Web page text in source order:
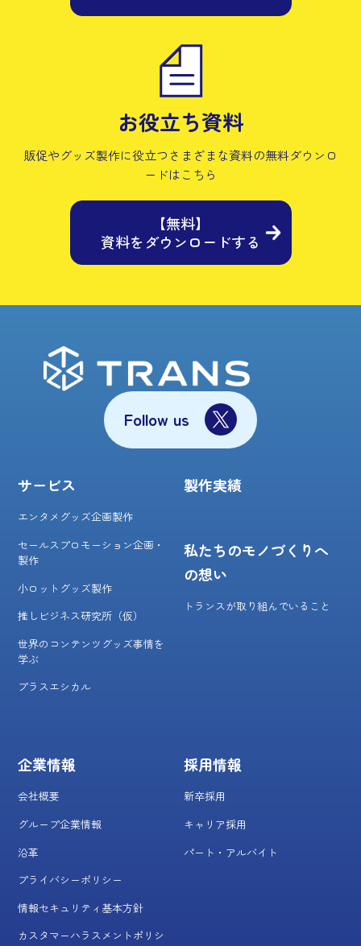
お役立ち資料
販促やグッズ製作に役立つさまざまな資料の無料ダウンロ
ードはこちら
【無料】
資料をダウンロードする
Follow us
サービス
エンタメグッズ企画製作
セールスプロモーション企画・
製作
小ロットグッズ製作
推しビジネス研究所（仮）
世界のコンテンツグッズ事情を
学ぶ
プラスエシカル
製作実績
私たちのモノづくりへ
の想い
トランスが取り組んでいること
企業情報
会社概要
グループ企業情報
沿革
プライバシーポリシー
情報セキュリティ基本方針
カスタマーハラスメントポリシ
採用情報
新卒採用
キャリア採用
パート・アルバイト